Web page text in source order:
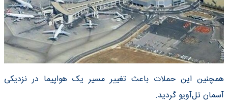
همچنین این حملات باعث تغییر مسیر یک هواپیما در نزدیکی
آسمان تل‌آویو گردید.